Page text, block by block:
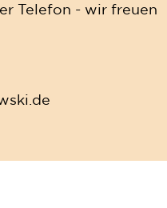
Telefon - wir freuen